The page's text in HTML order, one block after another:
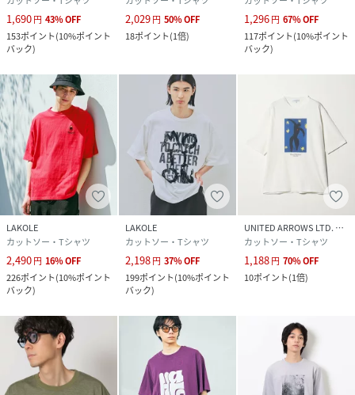
1,690円 43%OFF
153ポイント(10%ポイント
バック)
2,029円 50%OFF
18ポイント(1倍)
1,296円 67%OFF
117ポイント(10%ポイント
バック)
LAKOLE
カットソー・Tシャツ
2,490円 16%OFF
226ポイント(10%ポイント
バック)
LAKOLE
カットソー・Tシャツ
2,198円 37%OFF
199ポイント(10%ポイント
バック)
UNITED ARROWS LTD. OUTLET
カットソー・Tシャツ
1,188円 70%OFF
10ポイント(1倍)